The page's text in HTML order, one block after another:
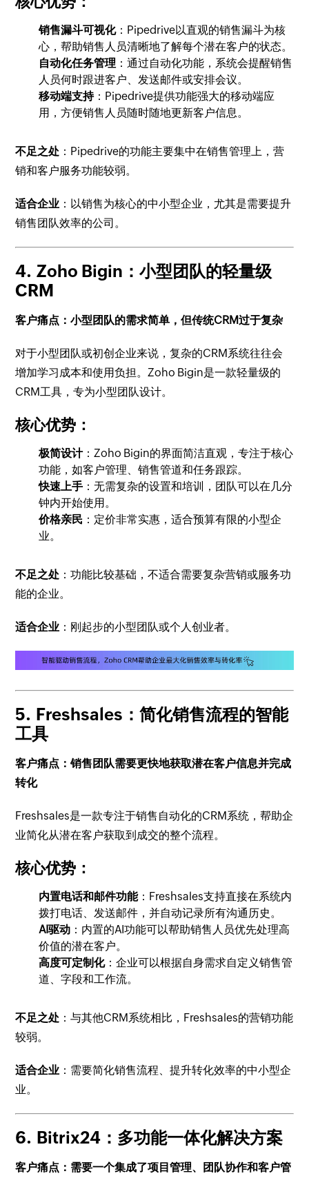
销售漏斗可视化：Pipedrive以直观的销售漏斗为核
心，帮助销售人员清晰地了解每个潜在客户的状态。
自动化任务管理 ：通过自动化功能，系统会提醒销售
人员何时跟进客户、发送邮件或安排会议。
移动端支持：Pipedrive提供功能强大的移动端应
用，方便销售人员随时随地更新客户信息。
不足之处 ：Pipedrive的功能主要集中在销售管理上，营
销和客户服务功能较弱。
适合企业 ：以销售为核心的中小型企业，尤其是需要提升
销售团队效率的公司。
4.Zoho Bigin：小型团队的轻量级
CRM
客户痛点：小型团队的需求简单，但传统CRM过于复杂
对于小型团队或初创企业来说，复杂的CRM系统往往会
增加学习成本和使用负担。Zoho Bigin是一款轻量级的
CRM工具，专为小型团队设计。
核心优势：
极简设计：Zoho Bigin的界面简洁直观，专注于核心
功能，如客户管理、销售管道和任务跟踪。
快速上手 ：无需复杂的设置和培训，团队可以在几分
钟内开始使用。
价格亲民 ：定价非常实惠，适合预算有限的小型企
业。
不足之处 ：功能比较基础，不适合需要复杂营销或服务功
能的企业。
适合企业 ：刚起步的小型团队或个人创业者。
5. Freshsales：简化销售流程的智能
工具
客户痛点：销售团队需要更快地获取潜在客户信息并完成
转化
Freshsales是一款专注于销售自动化的CRM系统，帮助企
业简化从潜在客户获取到成交的整个流程。
核心优势：
内置电话和邮件功能：Freshsales支持直接在系统内
拨打电话、发送邮件，并自动记录所有沟通历史。
AI驱动 ：内置的AI功能可以帮助销售人员优先处理高
价值的潜在客户。
高度可定制化：企业可以根据自身需求自定义销售管
道、字段和工作流。
不足之处 ：与其他CRM系统相比，Freshsales的营销功能
较弱。
适合企业 ：需要简化销售流程、提升转化效率的中小型企
业。
6. Bitrix24：多功能一体化解决方案
客户痛点：需要一个集成了项目管理、团队协作和客户管